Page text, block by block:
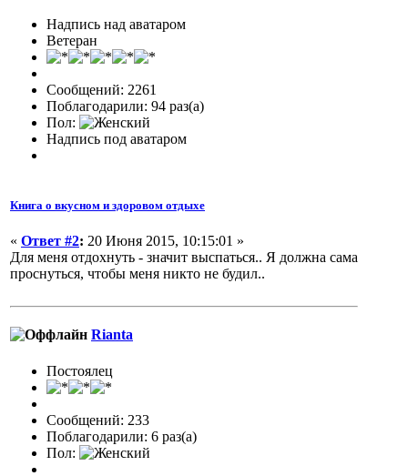
Надпись над аватаром
Ветеран
Сообщений: 2261
Поблагодарили: 94 раз(а)
Пол:
Надпись под аватаром
Книга о вкусном и здоровом отдыхе
« Ответ #2: 20 Июня 2015, 10:15:01 »
Для меня отдохнуть - значит выспаться.. Я должна сама
проснуться, чтобы меня никто не будил..
Rianta
Постоялец
Сообщений: 233
Поблагодарили: 6 раз(а)
Пол: